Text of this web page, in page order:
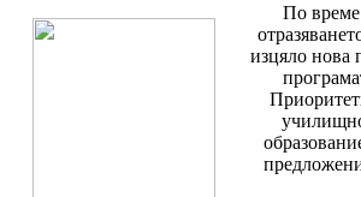
По време
изцяло нова